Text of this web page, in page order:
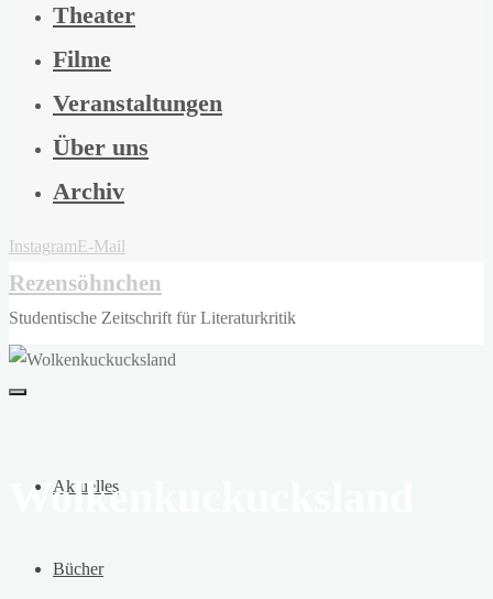
Theater
Filme
Veranstaltungen
Über uns
Archiv
InstagramE-Mail
Rezensöhnchen
Studentische Zeitschrift für Literaturkritik
Aktuelles
Bücher
Wolkenkuckucksland